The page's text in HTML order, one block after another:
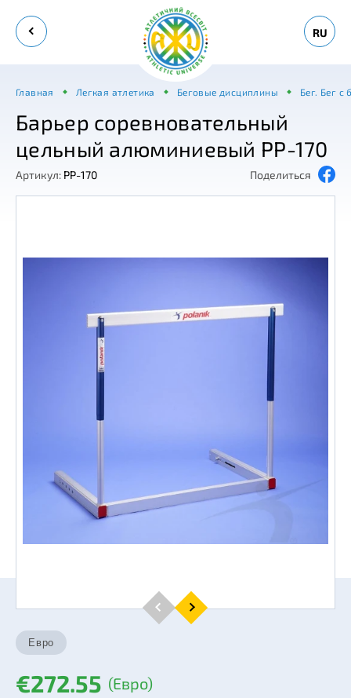
RU
Главная Легкая атлетика Беговые дисциплины Бег. Бег с
Артикул: PP-170 Поделиться
Барьер соревновательный
цельный алюминиевый PP-170
€272.55 (Евро)